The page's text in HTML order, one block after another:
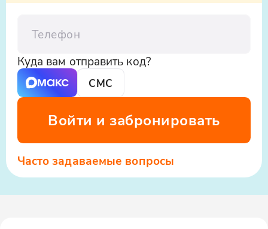
Куда вам отправить код?
СМС
Войти и забронировать
Часто задаваемые вопросы